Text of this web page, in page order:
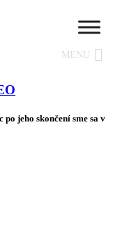
MENU
jeho skončení sme sa v